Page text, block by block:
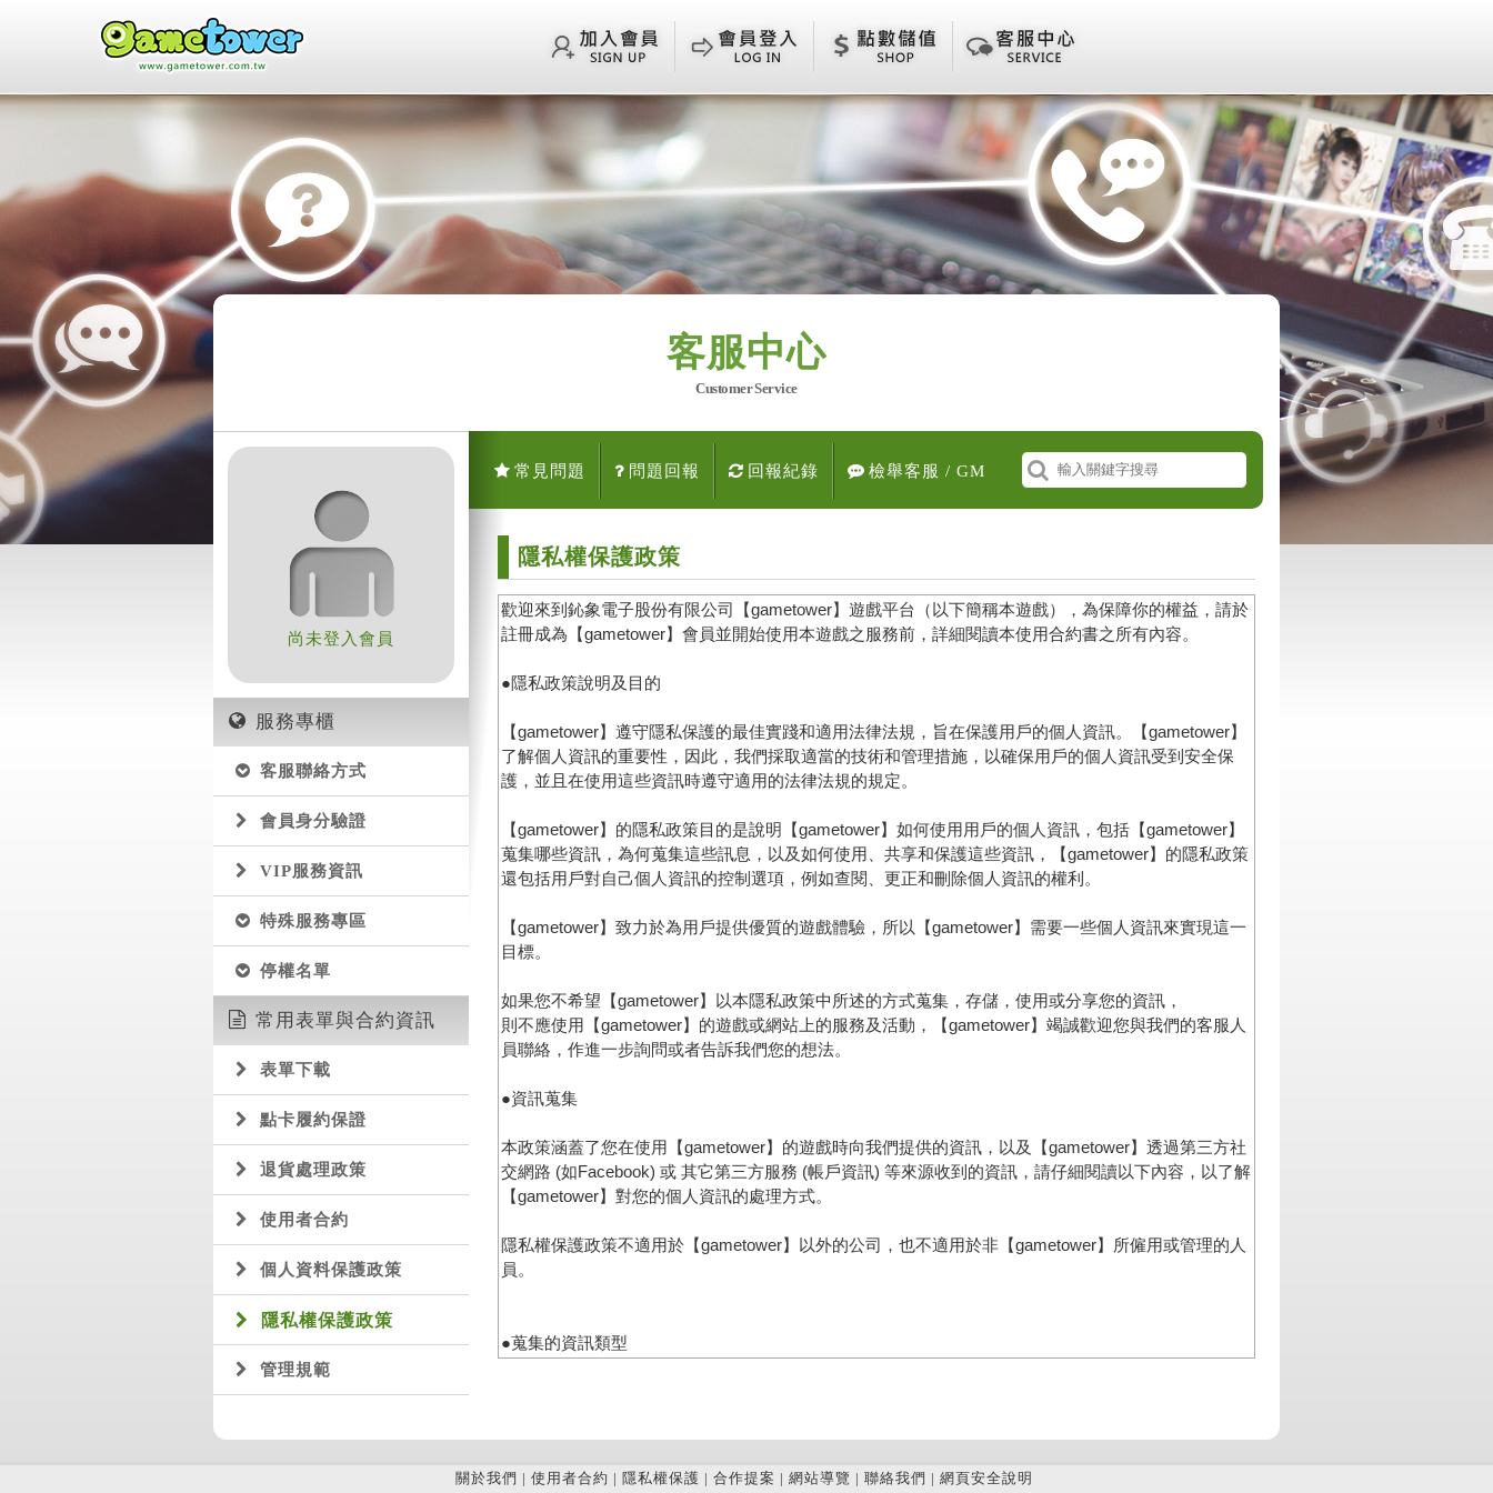
客服中心
Customer Service
尚未登入會員
服務專櫃
客服聯絡方式
會員身分驗證
VIP服務資訊
特殊服務專區
停權名單
常用表單與合約資訊
表單下載
點卡履約保證
退貨處理政策
使用者合約
個人資料保護政策
隱私權保護政策
管理規範
常見問題 問題回報 回報紀錄 檢舉客服 / GM
隱私權保護政策
關於我們 | 使用者合約 | 隱私權保護 | 合作提案 | 網站導覽 | 聯絡我們 | 網頁安全說明